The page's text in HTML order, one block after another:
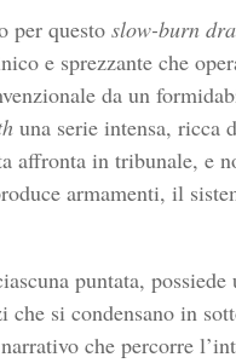
per questoslow-burn
e sprezzante che
da un
una serie intensa, ricca
affronta in tribunale, e
armamenti, il
puntata,
si condensano in
narrativo che percorre